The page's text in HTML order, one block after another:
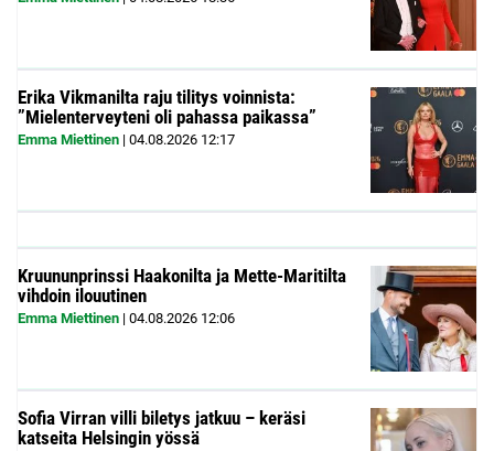
Erika Vikmanilta raju tilitys voinnista:
”Mielenterveyteni oli pahassa paikassa”
Emma Miettinen | 04.08.2026 12:17
Kruununprinssi Haakonilta ja Mette-Maritilta
vihdoin ilouutinen
Emma Miettinen | 04.08.2026 12:06
Sofia Virran villi biletys jatkuu – keräsi
katseita Helsingin yössä